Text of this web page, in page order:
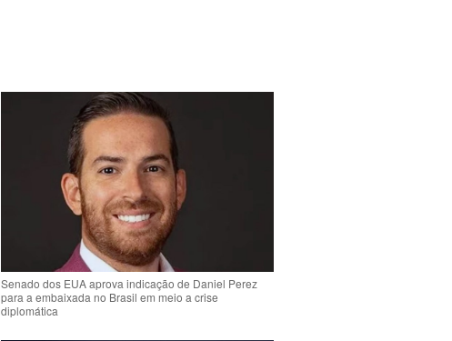
Senado dos EUA aprova indicação de Daniel Perez
para a embaixada no Brasil em meio a crise
diplomática